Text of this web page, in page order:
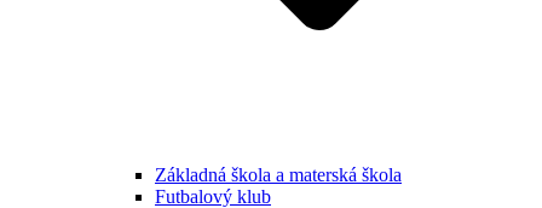
Základná škola a materská škola
Futbalový klub